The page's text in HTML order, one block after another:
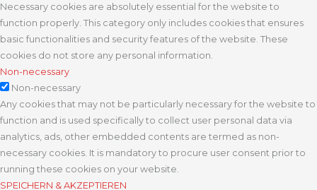
Necessary cookies are absolutely essential for the website to
function properly. This category only includes cookies that ensures
basic functionalities and security features of the website. These
cookies do not store any personal information.
Non-necessary
Non-necessary
Any cookies that may not be particularly necessary for the website to
function and is used specifically to collect user personal data via
analytics, ads, other embedded contents are termed as non-
necessary cookies. It is mandatory to procure user consent prior to
running these cookies on your website.
SPEICHERN & AKZEPTIEREN